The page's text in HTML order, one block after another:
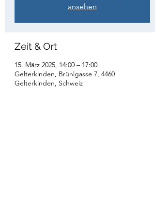
ansehen
Zeit & Ort
15. März 2025, 14:00 – 17:00
Gelterkinden, Brühlgasse 7, 4460
Gelterkinden, Schweiz